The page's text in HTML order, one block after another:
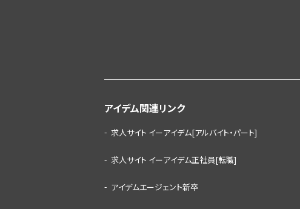
アイデム関連リンク
求人サイト イーアイデム[アルバイト・パート]
求人サイト イーアイデム正社員[転職]
アイデムエージェント新卒